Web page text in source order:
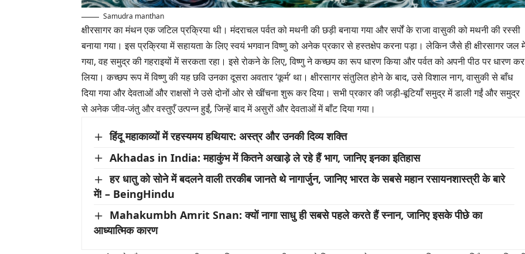
Samudra manthan
क्षीरसागर का मंथन एक जटिल प्रक्रिया थी। मंदराचल पर्वत को मथनी की छड़ी बनाया गया और सर्पों के राजा वासुकी को मथनी की रस्सी
बनाया गया। इस प्रक्रिया में सहायता के लिए स्वयं भगवान विष्णु को अनेक प्रकार से हस्तक्षेप करना पड़ा। लेकिन जैसे ही क्षीरसागर जल
गया, वह समुद्र की गहराइयों में सरकता रहा। इसे रोकने के लिए, विष्णु ने कच्छप का रूप धारण किया और पर्वत को अपनी पीठ पर धारण कर
लिया। कच्छप रूप में विष्णु की यह छवि उनका दूसरा अवतार ‘कूर्म’ था। क्षीरसागर संतुलित होने के बाद, उसे विशाल नाग, वासुकी से बाँध
दिया गया और देवताओं और राक्षसों ने उसे दोनों ओर से खींचना शुरू कर दिया। सभी प्रकार की जड़ी-बूटियाँ समुद्र में डाली गईं और समुद्र
से अनेक जीव-जंतु और वस्तुएँ उत्पन्न हुईं, जिन्हें बाद में असुरों और देवताओं में बाँट दिया गया।
हिंदू महाकाव्यों में रहस्यमय हथियार: अस्त्र और उनकी दिव्य शक्ति
Akhadas in India: महाकुंभ में कितने अखाड़े ले रहे हैं भाग, जानिए इनका इतिहास
हर धातु को सोने में बदलने वाली तरकीब जानते थे नागार्जुन, जानिए भारत के सबसे महान रसायनशास्त्री के बारे
में! – BeingHindu
Mahakumbh Amrit Snan: क्यों नागा साधु ही सबसे पहले करते हैं स्नान, जानिए इसके पीछे का
आध्यात्मिक कारण